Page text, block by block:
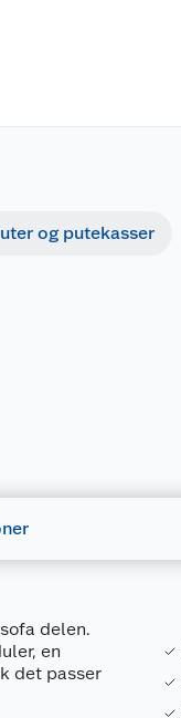
og putekasser
delen.
en
det passer